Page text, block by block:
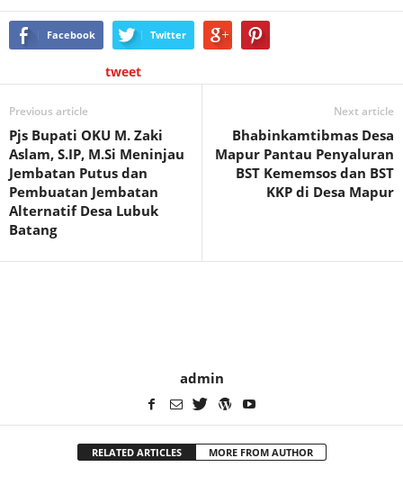
Facebook Twitter
tweet
Previous article
Pjs Bupati OKU M. Zaki
Aslam, S.IP, M.Si Meninjau
Jembatan Putus dan
Pembuatan Jembatan
Alternatif Desa Lubuk
Batang
Next article
Bhabinkamtibmas Desa
Mapur Pantau Penyaluran
BST Kememsos dan BST
KKP di Desa Mapur
admin
RELATED ARTICLES MORE FROM AUTHOR